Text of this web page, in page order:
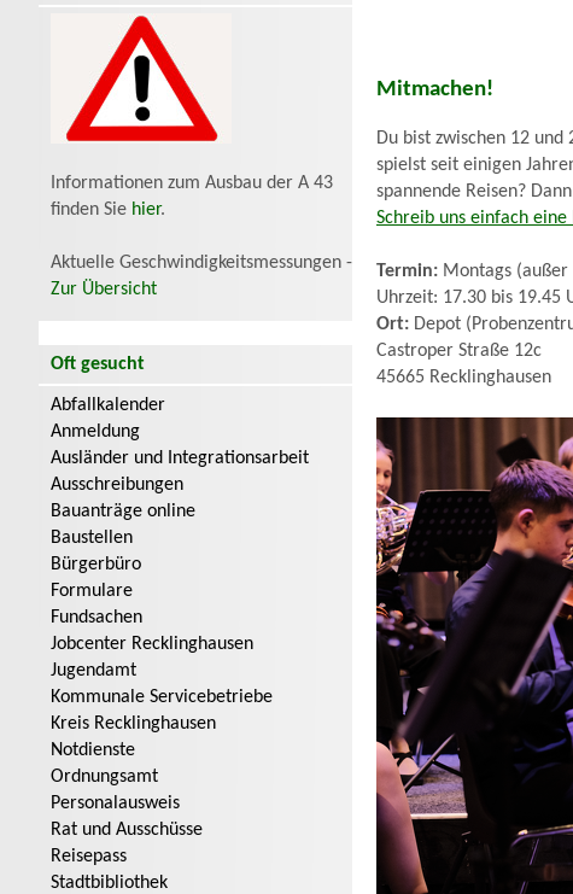
Informationen zum Ausbau der A 43
finden Sie hier.
Aktuelle Geschwindigkeitsmessungen -
Zur Übersicht
Oft gesucht
Abfallkalender
Anmeldung
Ausländer und Integrationsarbeit
Ausschreibungen
Bauanträge online
Baustellen
Bürgerbüro
Formulare
Fundsachen
Jobcenter Recklinghausen
Jugendamt
Kommunale Servicebetriebe
Kreis Recklinghausen
Notdienste
Ordnungsamt
Personalausweis
Rat und Ausschüsse
Reisepass
Stadtbibliothek
Mitmachen!
Du bist zwischen 12
spielst seit einigen
spannende Reisen?
Schreib uns einfach eine
Termin: Montags
Uhrzeit: 17.30 bis 19.45
Ort: Depot
Castroper Straße 12c
45665 Recklinghausen